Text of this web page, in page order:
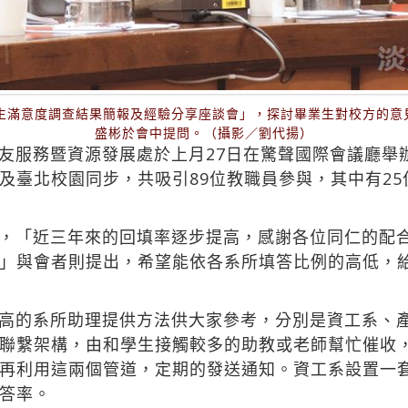
意度調查結果簡報及經驗分享座談會」，探討畢業生對校方的
盛彬於會中提問。（攝影／劉代揚）
服務暨資源發展處於上月27日在驚聲國際會議廳
臺北校園同步，共吸引89位教職員參與，其中有
「近三年來的回填率逐步提高，感謝各位同仁的配
與會者則提出，希望能依各系所填答比例的高低，
的系所助理提供方法供大家參考，分別是資工系、
繫架構，由和學生接觸較多的助教或老師幫忙催收
利用這兩個管道，定期的發送通知。資工系設置一
率。